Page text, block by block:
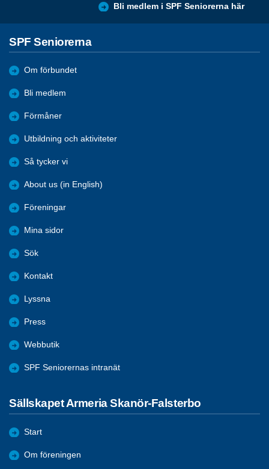
Bli medlem i SPF Seniorerna här
SPF Seniorerna
Om förbundet
Bli medlem
Förmåner
Utbildning och aktiviteter
Så tycker vi
About us (in English)
Föreningar
Mina sidor
Sök
Kontakt
Lyssna
Press
Webbutik
SPF Seniorernas intranät
Sällskapet Armeria Skanör-Falsterbo
Start
Om föreningen